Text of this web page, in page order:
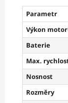
Parametr
Výkon
Baterie
Max.
Nosnost
Rozměry